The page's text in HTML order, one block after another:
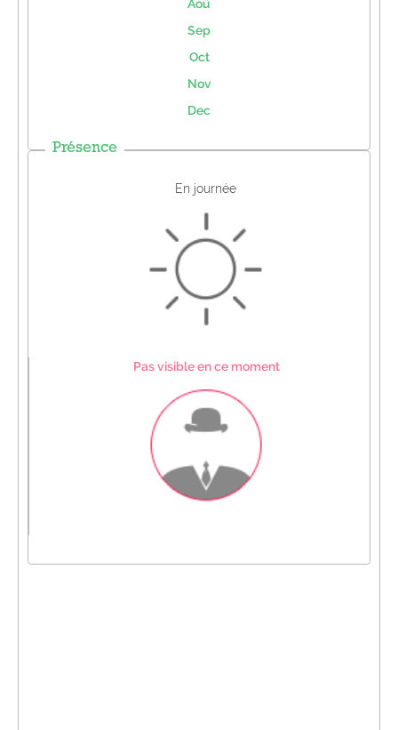
Aoû
Sep
Oct
Nov
Dec
Présence
En journée
Pas visible en ce moment